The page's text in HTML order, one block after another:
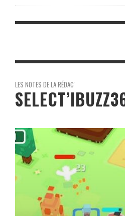
LES NOTES DE LA RÉDAC'